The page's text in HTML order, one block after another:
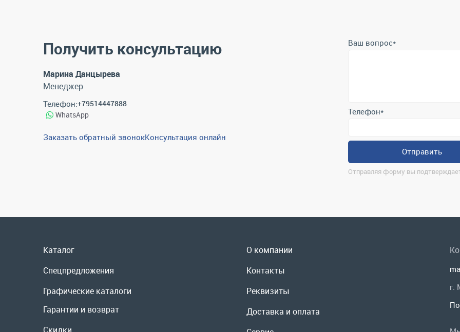
Получить консультацию
Марина Данцырева
Менеджер
Телефон:+79514447888
WhatsApp
Заказать обратный звонокКонсультация онлайн
Ваш вопрос*
Каталог
Гарантии и возврат
Скидки
О компании
Полезная информация
г.